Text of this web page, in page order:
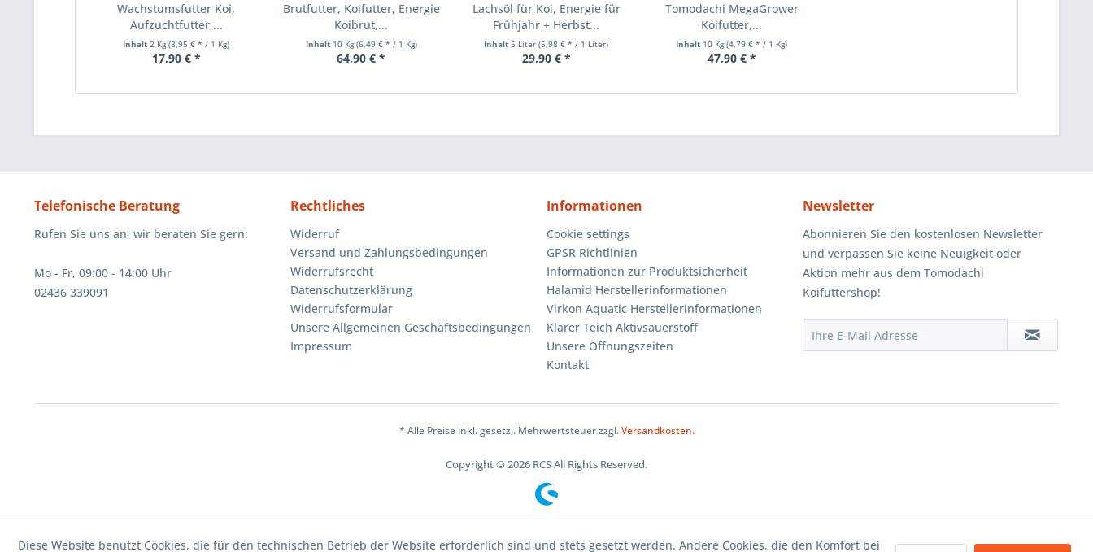
Wachstumsfutter Koi,
Aufzuchtfutter,...
Inhalt2 Kg(8,95 € * / 1 Kg)
17,90 € *
Brutfutter, Koifutter, Energie
Koibrut,...
Inhalt 10 Kg(6,49 € * / 1 Kg)
64,90 € *
Lachsöl für Koi, Energie für
Frühjahr + Herbst...
Inhalt5 Liter(5,98 € * / 1 Liter)
29,90 € *
Tomodachi MegaGrower
Koifutter,...
Inhalt 10 Kg(4,79 € * / 1 Kg)
47,90 € *
Telefonische Beratung
Rufen Sie uns an, wir beraten Sie gern:
Mo - Fr, 09:00 - 14:00 Uhr
02436 339091
Rechtliches
Widerruf
Versand und Zahlungsbedingungen
Widerrufsrecht
Datenschutzerklärung
Widerrufsformular
Unsere Allgemeinen Geschäftsbedingungen
Impressum
Informationen
Cookie settings
GPSR Richtlinien
Informationen zur Produktsicherheit
Halamid Herstellerinformationen
Virkon Aquatic Herstellerinformationen
Klarer Teich Aktivsauerstoff
Unsere Öffnungszeiten
Kontakt
Newsletter
Abonnieren Sie den kostenlosen Newsletter
und verpassen Sie keine Neuigkeit oder
Aktion mehr aus dem Tomodachi
Koifuttershop!
* Alle Preise inkl. gesetzl. Mehrwertsteuer zzgl.Versandkosten.
Copyright © 2026 RCS All Rights Reserved.
Diese Website benutzt Cookies, die für den technischen Betrieb der Website erforderlich sind und stets gesetzt werden. Andere Cookies, die den Komfort bei